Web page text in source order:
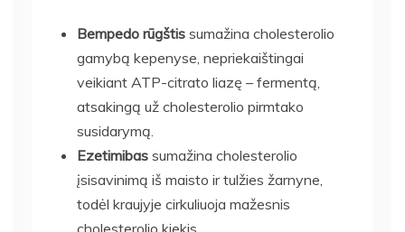
Bempedo rūgštis sumažina cholesterolio
gamybą kepenyse, nepriekaištingai
veikiant ATP-citrato liazę – fermentą,
atsakingą už cholesterolio pirmtako
susidarymą.
Ezetimibas sumažina cholesterolio
įsisavinimą iš maisto ir tulžies žarnyne,
todėl kraujyje cirkuliuoja mažesnis
cholesterolio kiekis.